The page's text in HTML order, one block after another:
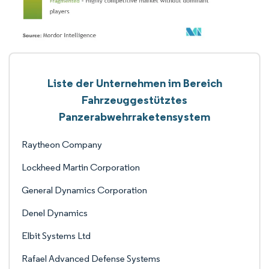
Liste der Unternehmen im Bereich
Fahrzeuggestütztes
Panzerabwehrraketensystem
Raytheon Company
Lockheed Martin Corporation
General Dynamics Corporation
Denel Dynamics
Elbit Systems Ltd
Rafael Advanced Defense Systems